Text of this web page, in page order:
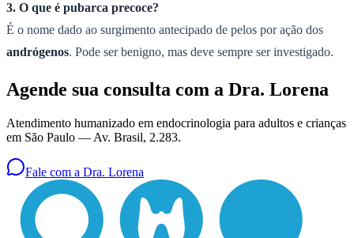
3. O que é pubarca precoce?
É o nome dado ao surgimento antecipado de pelos por ação dos
andrógenos. Pode ser benigno, mas deve sempre ser investigado.
Agende sua consulta com a Dra. Lorena
Atendimento humanizado em endocrinologia para adultos e crianças
em São Paulo — Av. Brasil, 2.283.
Fale com a Dra. Lorena